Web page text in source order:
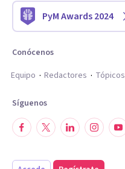
PyM Awards 2024
Conócenos
Equipo
Redactores Tópicos
Síguenos